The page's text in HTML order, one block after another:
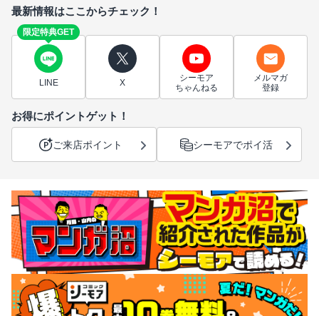
最新情報はここからチェック！
限定特典GET
LINE X
シーモア
ちゃんねる
メルマガ
登録
お得にポイントゲット！
ご来店ポイント シーモアでポイ活